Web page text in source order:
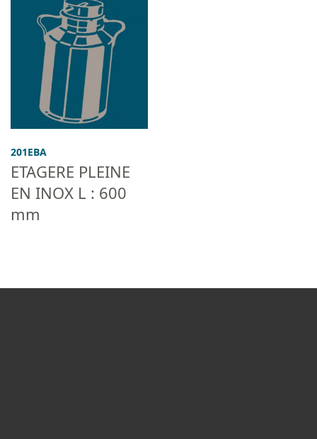
201EBA
ETAGERE PLEINE
EN INOX L : 600
mm